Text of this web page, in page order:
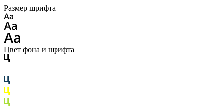
Размер шрифта
Цвет фона и шрифта